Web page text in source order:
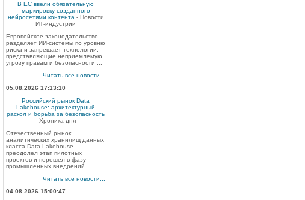
В ЕС ввели обязательную
маркировку созданного
нейросетями контента - Новости
ИТ-индустрии
Европейское законодательство
разделяет ИИ-системы по уровню
риска и запрещает технологии,
представляющие неприемлемую
угрозу правам и безопасности ...
Читать все новости...
05.08.2026 17:13:10
Российский рынок Data
Lakehouse: архитектурный
раскол и борьба за безопасность
- Хроника дня
Отечественный рынок
аналитических хранилищ данных
класса Data Lakehouse
преодолел этап пилотных
проектов и перешел в фазу
промышленных внедрений.
Читать все новости...
04.08.2026 15:00:47